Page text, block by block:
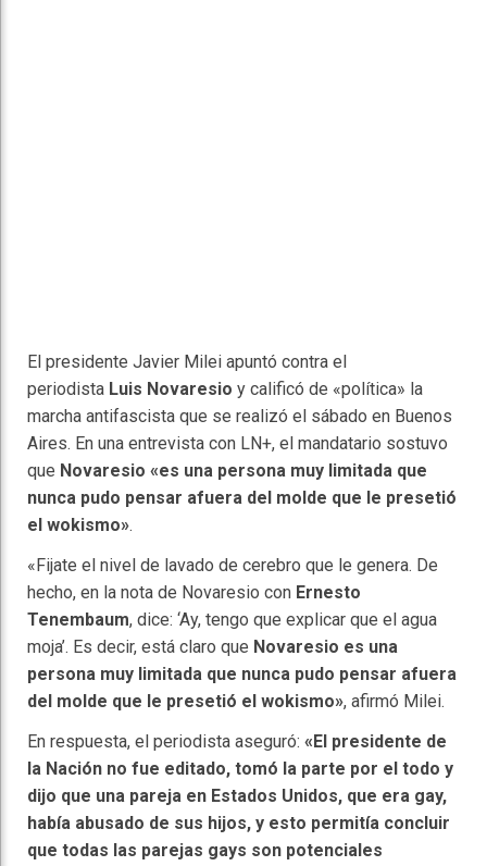
El presidente Javier Milei apuntó contra el
periodista Luis Novaresio y calificó de «política» la
marcha antifascista que se realizó el sábado en Buenos
Aires. En una entrevista con LN+, el mandatario sostuvo
que Novaresio «es una persona muy limitada que
nunca pudo pensar afuera del molde que le presetió
el wokismo».
«Fijate el nivel de lavado de cerebro que le genera. De
hecho, en la nota de Novaresio con Ernesto
Tenembaum, dice: ‘Ay, tengo que explicar que el agua
moja’. Es decir, está claro que Novaresio es una
persona muy limitada que nunca pudo pensar afuera
del molde que le presetió el wokismo», afirmó Milei.
En respuesta, el periodista aseguró: «El presidente de
la Nación no fue editado, tomó la parte por el todo y
dijo que una pareja en Estados Unidos, que era gay,
había abusado de sus hijos, y esto permitía concluir
que todas las parejas gays son potenciales